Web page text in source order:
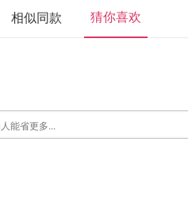
相似同款 猜你喜欢